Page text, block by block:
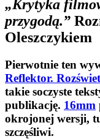
„Krytyka
przygodą.”
Oleszczykiem
Pierwotnie ten
Reflektor.
takie soczyste
publikację. 16mm
okrojonej wersji,
szczęśliwi.